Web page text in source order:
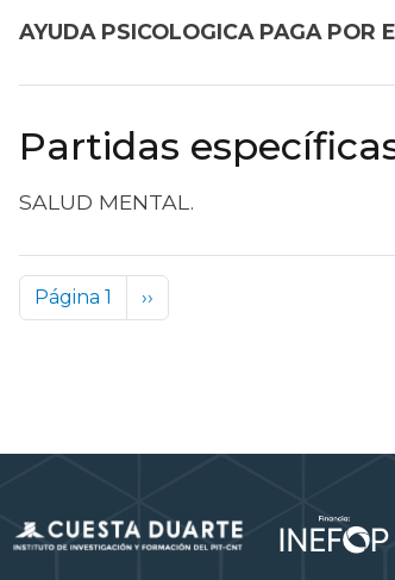
AYUDA PSICOLOGICA PAGA POR
Partidas
SALUD MENTAL.
Paginación
Página 1 Siguiente página
››